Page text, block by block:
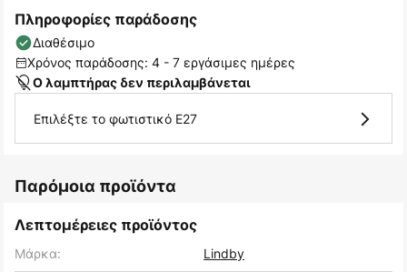
Πληροφορίες παράδοσης
Διαθέσιμο
Χρόνος παράδοσης: 4 - 7 εργάσιμες ημέρες
Ο λαμπτήρας δεν περιλαμβάνεται
Επιλέξτε το φωτιστικό E27
Παρόμοια προϊόντα
Λεπτομέρειες προϊόντος
Μάρκα:
Lindby